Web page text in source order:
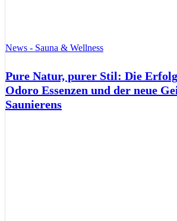
News - Sauna & Wellness
Pure Natur, purer Stil: Die
Odoro Essenzen und der neue
Saunierens